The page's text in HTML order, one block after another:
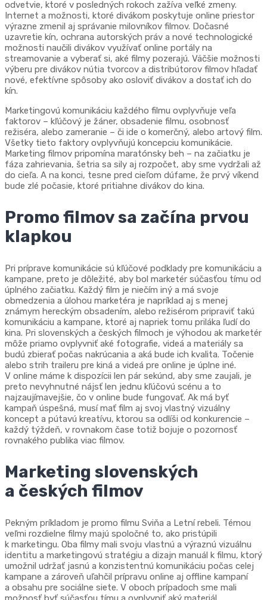
odvetvie, ktoré v posledných rokoch zažíva veľké zmeny.
Internet a možnosti, ktoré divákom poskytuje online priestor
výrazne zmenil aj správanie milovníkov filmov. Dočasné
uzavretie kín, ochrana autorských práv a nové technologické
možnosti naučili divákov využívať online portály na
streamovanie a vyberať si, aké filmy pozerajú. Väčšie možnosti
výberu pre divákov nútia tvorcov a distribútorov filmov hľadať
nové, efektívne spôsoby ako osloviť divákov a dostať ich do
kín.
Marketingovú komunikáciu každého filmu ovplyvňuje veľa
faktorov – kľúčový je žáner, obsadenie filmu, osobnosť
režiséra, alebo zameranie – či ide o komerčný, alebo artový film.
Všetky tieto faktory ovplyvňujú koncepciu komunikácie.
Marketing filmov pripomína maratónsky beh – na začiatku je
fáza zahrievania, šetria sa sily aj rozpočet, aby sme vydržali až
do cieľa. A na konci, tesne pred cieľom dúfame, že prvý víkend
bude zlé počasie, ktoré pritiahne divákov do kina.
Promo filmov sa začína prvou
klapkou
Pri príprave komunikácie sú kľúčové podklady pre komunikáciu a
kampane, preto je dôležité, aby bol marketér súčasťou tímu od
úplného začiatku. Každý film je niečím iný a má svoje
obmedzenia a úlohou marketéra je napríklad aj s menej
známym hereckým obsadením, alebo režisérom pripraviť takú
komunikáciu a kampane, ktoré aj napriek tomu priláka ľudí do
kina. Pri slovenských a českých filmoch je výhodou ak marketér
môže priamo ovplyvniť aké fotografie, videá a materiály sa
budú zbierať počas nakrúcania a aká bude ich kvalita. Točenie
alebo strih traileru pre kiná a videá pre online je úplne iné.
V online máme k dispozícii len pár sekúnd, aby sme zaujali, je
preto nevyhnutné nájsť len jednu kľúčovú scénu a to
najzaujímavejšie, čo v online bude fungovať. Ak má byť
kampaň úspešná, musí mať film aj svoj vlastný vizuálny
koncept a pútavú kreatívu, ktorou sa odlíši od konkurencie –
každý týždeň, v rovnakom čase totiž bojuje o pozornosť
rovnakého publika viac filmov.
Marketing slovenských
a českých filmov
Pekným príkladom je promo filmu Sviňa a Letní rebeli. Témou
veľmi rozdielne filmy majú spoločné to, ako pristúpili
k marketingu. Oba filmy mali svoju vlastnú a výraznú vizuálnu
identitu a marketingovú stratégiu a dizajn manuál k filmu, ktorý
umožnil udržať jasnú a konzistentnú komunikáciu počas celej
kampane a zároveň uľahčil prípravu online aj offline kampaní
a obsahu pre sociálne siete. V oboch prípadoch sme mali